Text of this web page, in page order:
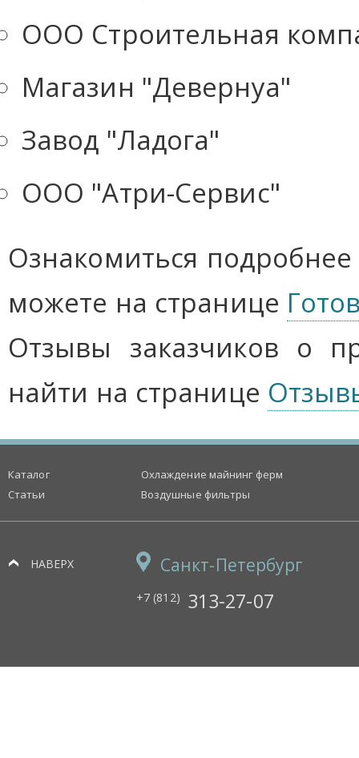
ООО Строительная
Магазин "Девернуа"
Завод "Ладога"
ООО "Атри-Сервис"
Ознакомиться
можете на странице
Отзывы заказчиков о
найти на странице
Каталог
Статьи
Охлаждение майнинг ферм
Воздушные фильтры
НАВЕРХ Санкт-Петербург
+7 (812) 313-27-07